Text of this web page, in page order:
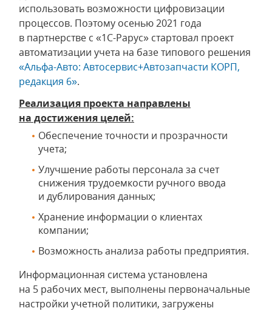
использовать возможности цифровизации
процессов. Поэтому осенью 2021 года
в партнерстве с «1С-Рарус» стартовал проект
автоматизации учета на базе типового решения
«Альфа-Авто: Автосервис+Автозапчасти КОРП,
редакция 6».
Реализация проекта направлены
на достижения целей:
Обеспечение точности и прозрачности
учета;
Улучшение работы персонала за счет
снижения трудоемкости ручного ввода
и дублирования данных;
Хранение информации о клиентах
компании;
Возможность анализа работы предприятия.
Информационная система установлена
на 5 рабочих мест, выполнены первоначальные
настройки учетной политики, загружены